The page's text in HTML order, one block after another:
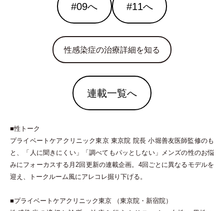
#09へ #11へ
性感染症の治療詳細を知る
連載一覧へ
■性トーク
プライベートケアクリニック東京 東京院 院長 小堀善友医師監修のも
と、
「 人に聞きにくい」 「調べてもパッとしない」 メンズの性のお悩
みにフォーカスする月2回更新の連載企画。4回ごとに異なるモデルを
迎え、トークルーム風にアレコレ掘り下げる。
■プライベートケアクリニック東京 （東京院 ・ 新宿院）